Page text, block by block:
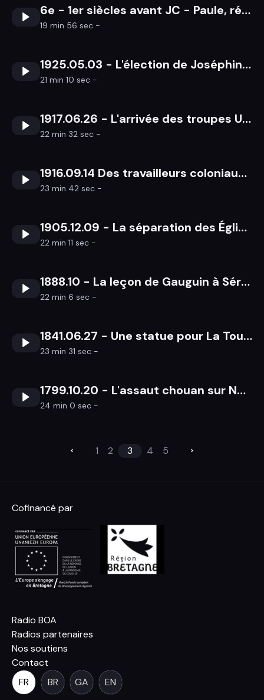
6e - 1er siècles avant JC - Paule, résidence celtique
19 min 56 sec -
1925.05.03 - L'élection de Joséphine Pencalet à Douarnenez
21 min 10 sec -
1917.06.26 - L'arrivée des troupes US à Saint-Nazaire
22 min 32 sec -
1916.09.14 Des travailleurs coloniaux en Bretagne pendant la Grande Guerre
23 min 42 sec -
1905.12.09 - La séparation des Églises et de l'État en Bretagne
22 min 11 sec -
1888.10 - La leçon de Gauguin à Sérusier
22 min 6 sec -
1841.06.27 - Une statue pour La Tour d'Auvergne à Carhaix
23 min 31 sec -
1799.10.20 - L'assaut chouan sur Nantes
24 min 0 sec -
1 2 3 4 5
Cofinancé par
Radio BOA
Radios partenaires
Nos soutiens
Contact
FR
BR GA EN